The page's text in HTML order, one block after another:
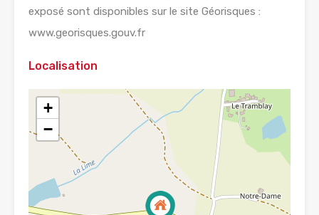
exposé sont disponibles sur le site Géorisques :
www.georisques.gouv.fr
Localisation
+
−